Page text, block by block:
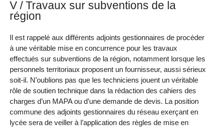
V / Travaux sur subventions de la
région
Il est rappelé aux différents adjoints gestionnaires de procéder
à une véritable mise en concurrence pour les travaux
effectués sur subventions de la région, notamment lorsque les
personnels territoriaux proposent un fournisseur, aussi sérieux
soit-il. N’oublions pas que les techniciens jouent un véritable
rôle de soutien technique dans la rédaction des cahiers des
charges d’un MAPA ou d’une demande de devis. La position
commune des adjoints gestionnaires du réseau exerçant en
lycée sera de veiller à l’application des règles de mise en